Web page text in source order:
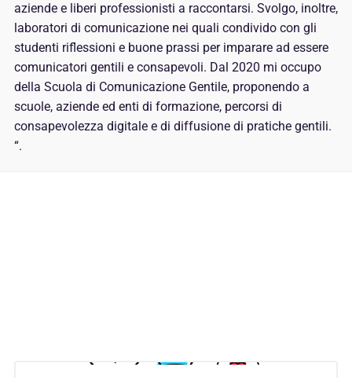
aziende e liberi professionisti a raccontarsi. Svolgo, inoltre,
laboratori di comunicazione nei quali condivido con gli
studenti riflessioni e buone prassi per imparare ad essere
comunicatori gentili e consapevoli. Dal 2020 mi occupo
della Scuola di Comunicazione Gentile, proponendo a
scuole, aziende ed enti di formazione, percorsi di
consapevolezza digitale e di diffusione di pratiche gentili.
“.